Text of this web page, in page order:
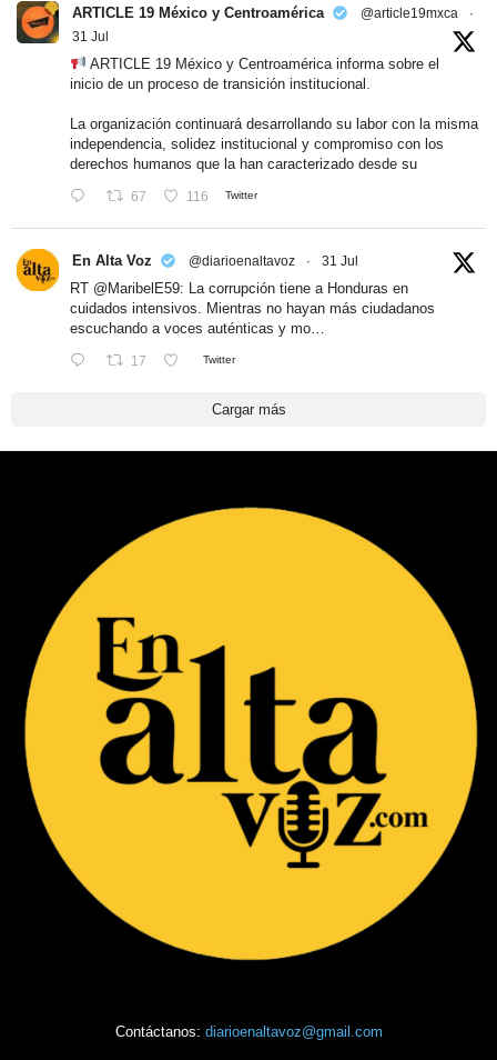
ARTICLE 19 México y Centroamérica @article19mxca
·
31 Jul
ARTICLE 19 México y Centroamérica informa sobre el
inicio de un proceso de transición institucional.
La organización continuará desarrollando su labor con la misma
independencia, solidez institucional y compromiso con los
derechos humanos que la han caracterizado desde su
67 116 Twitter
En Alta Voz @diarioenaltavoz · 31 Jul
RT @MaribelE59: La corrupción tiene a Honduras en
cuidados intensivos. Mientras no hayan más ciudadanos
escuchando a voces auténticas y mo…
17 Twitter
Cargar más
Contáctanos: diarioenaltavoz@gmail.com